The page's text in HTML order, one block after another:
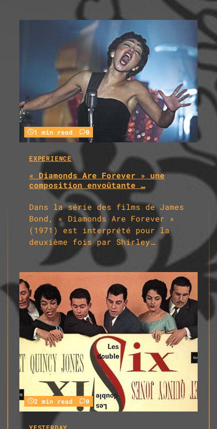
1 min read 0
EXPERIENCE
« Diamonds Are Forever » une
composition envoûtante …
Dans la série des films de James
Bond, « Diamonds Are Forever »
(1971) est interprété pour la
deuxième fois par Shirley…
2 min read 0